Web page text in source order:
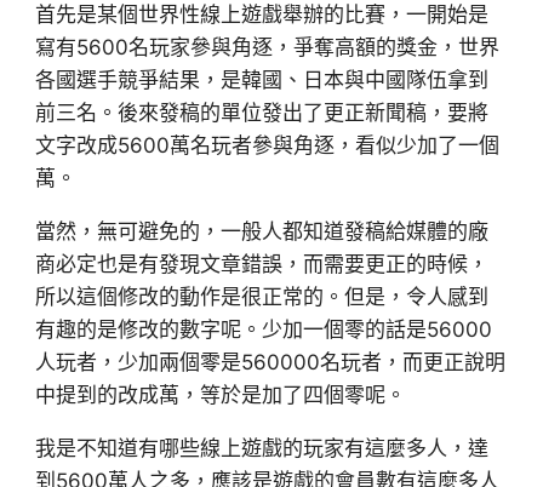
首先是某個世界性線上遊戲舉辦的比賽，一開始是
寫有5600名玩家參與角逐，爭奪高額的獎金，世界
各國選手競爭結果，是韓國、日本與中國隊伍拿到
前三名。後來發稿的單位發出了更正新聞稿，要將
文字改成5600萬名玩者參與角逐，看似少加了一個
萬。
當然，無可避免的，一般人都知道發稿給媒體的廠
商必定也是有發現文章錯誤，而需要更正的時候，
所以這個修改的動作是很正常的。但是，令人感到
有趣的是修改的數字呢。少加一個零的話是56000
人玩者，少加兩個零是560000名玩者，而更正說明
中提到的改成萬，等於是加了四個零呢。
我是不知道有哪些線上遊戲的玩家有這麼多人，達
到5600萬人之多，應該是遊戲的會員數有這麼多人